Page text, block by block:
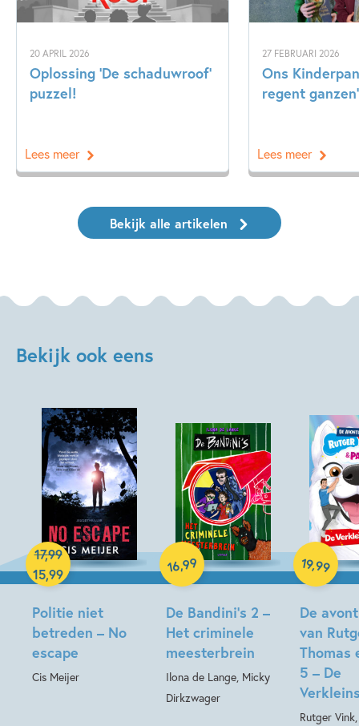
20 APRIL 2026
Oplossing ‘De schaduwroof’
puzzel!
Lees meer
27 FEBRUARI 2026
Ons
regent ganzen’
Lees meer
Bekijk alle artikelen
Bekijk ook eens
Politie niet
betreden – No
escape
Cis Meijer
17,99
15,99
Hardcover
De Bandini’s 2 –
Het criminele
meesterbrein
Ilona de Lange, Micky
Dirkzwager
16,99
Hardcover
De
van
Thomas
5 – De
Rutger
19,99
Hardcover